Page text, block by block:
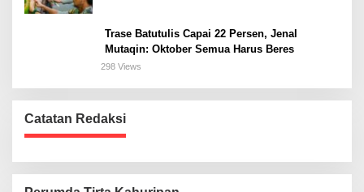
Trase Batutulis Capai 22 Persen, Jenal
Mutaqin: Oktober Semua Harus Beres
298 Views
Catatan Redaksi